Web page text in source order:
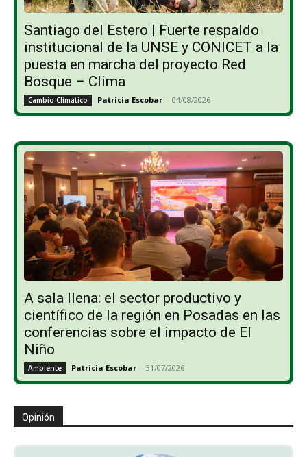
Santiago del Estero | Fuerte respaldo
institucional de la UNSE y CONICET a la
puesta en marcha del proyecto Red
Bosque – Clima
Cambio Climático Patricia Escobar - 04/08/2026
A sala llena: el sector productivo y
científico de la región en Posadas en las
conferencias sobre el impacto de El
Niño
Ambiente Patricia Escobar - 31/07/2026
Opinión